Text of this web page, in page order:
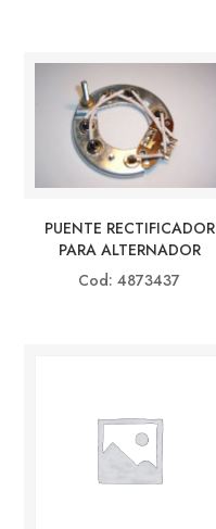
PUENTE RECTIFICADOR
PARA ALTERNADOR
Cod: 4873437